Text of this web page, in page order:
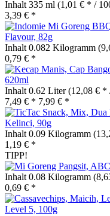
Inhalt 335 ml (1,01 € * /
3,39 € *
Flavour, 82g
Inhalt 0.082 Kilogramm
0,79 € *
620ml
Inhalt 0.62 Liter(12,08 € *
7,49 € * 7,99 € *
Kelinci, 90g
Inhalt 0.09 Kilogramm
1,19 € *
TIPP!
Inhalt 0.08 Kilogramm
0,69 € *
Level 5, 100g